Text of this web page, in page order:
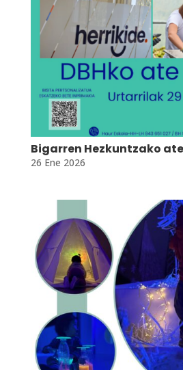
Bigarren Hezkuntzako
26 Ene 2026